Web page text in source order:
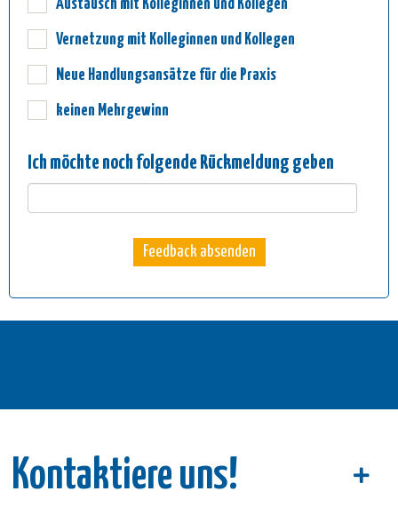
Austausch mit Kolleginnen und Kollegen
Vernetzung mit Kolleginnen und Kollegen
Neue Handlungsansätze für die Praxis
keinen Mehrgewinn
Ich möchte noch folgende Rückmeldung geben
Feedback absenden
Kontaktiere uns!